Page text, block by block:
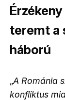
teremt a
háború
„A Románia
konfliktus